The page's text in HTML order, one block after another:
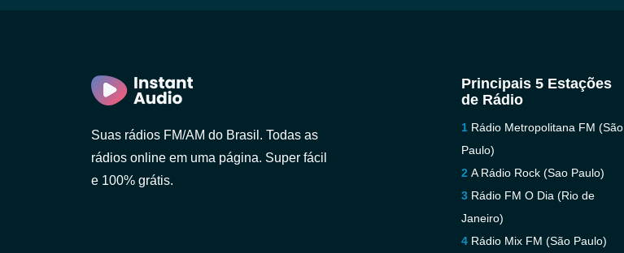
Suas rádios FM/AM do Brasil. Todas as
rádios online em uma página. Super fácil
e 100% grátis.
Principais 5 Estações
de Rádio
Rádio Metropolitana FM (São
Paulo)
A Rádio Rock (Sao Paulo)
Rádio FM O Dia (Rio de
Janeiro)
Rádio Mix FM (São Paulo)